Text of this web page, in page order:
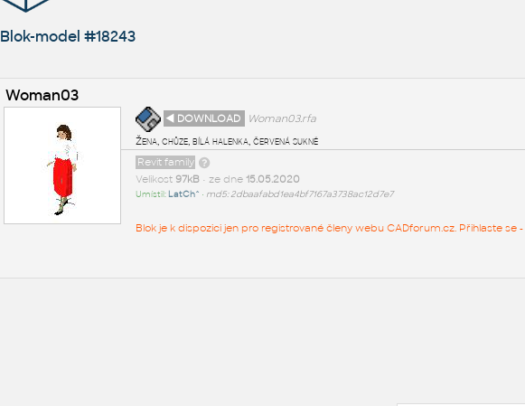
Blok-model #18243
Woman03
◄ DOWNLOAD
Woman03.rfa
Žena, chůze, bílá halenka, červená sukně
Revit family
Velikost 97kB• ze dne 15.05.2020
Umístil: LatCh^ • md5: 2dbaafabd1ea4bf7167a3738ac12d7e7
Blok je k dispozici jen pro registrované členy webu CADforum.cz. Přihlaste se -